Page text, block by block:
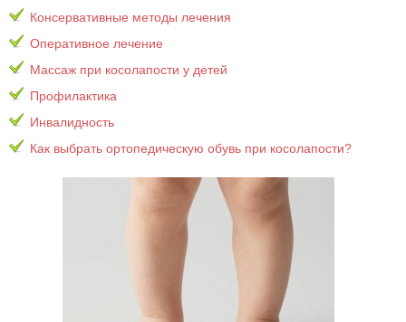
Консервативные методы лечения
Оперативное лечение
Массаж при косолапости у детей
Профилактика
Инвалидность
Как выбрать ортопедическую обувь при косолапости?